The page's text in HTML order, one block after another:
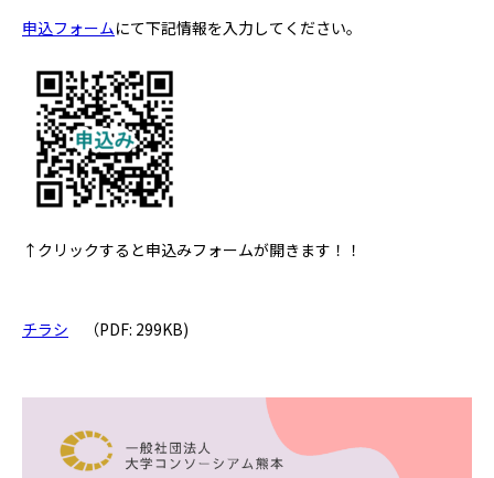
申込フォームにて下記情報を入力してください。
↑クリックすると申込みフォームが開きます！！
チラシ （PDF: 299KB)